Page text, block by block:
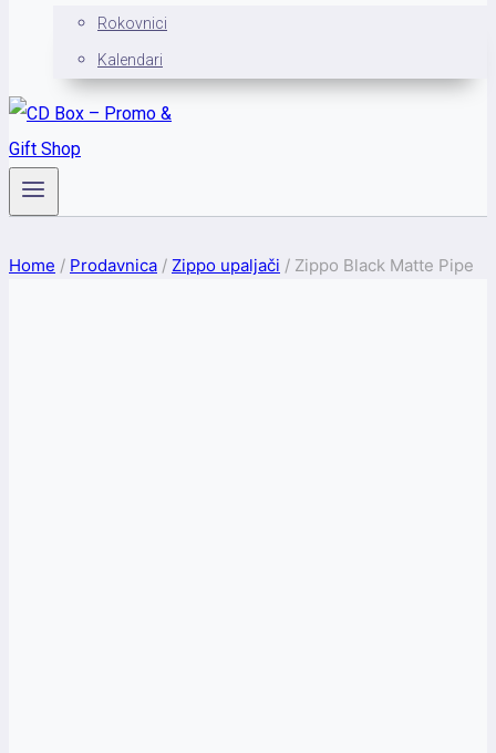
Rokovnici
Kalendari
Home / Prodavnica / Zippo upaljači / Zippo Black Matte Pipe